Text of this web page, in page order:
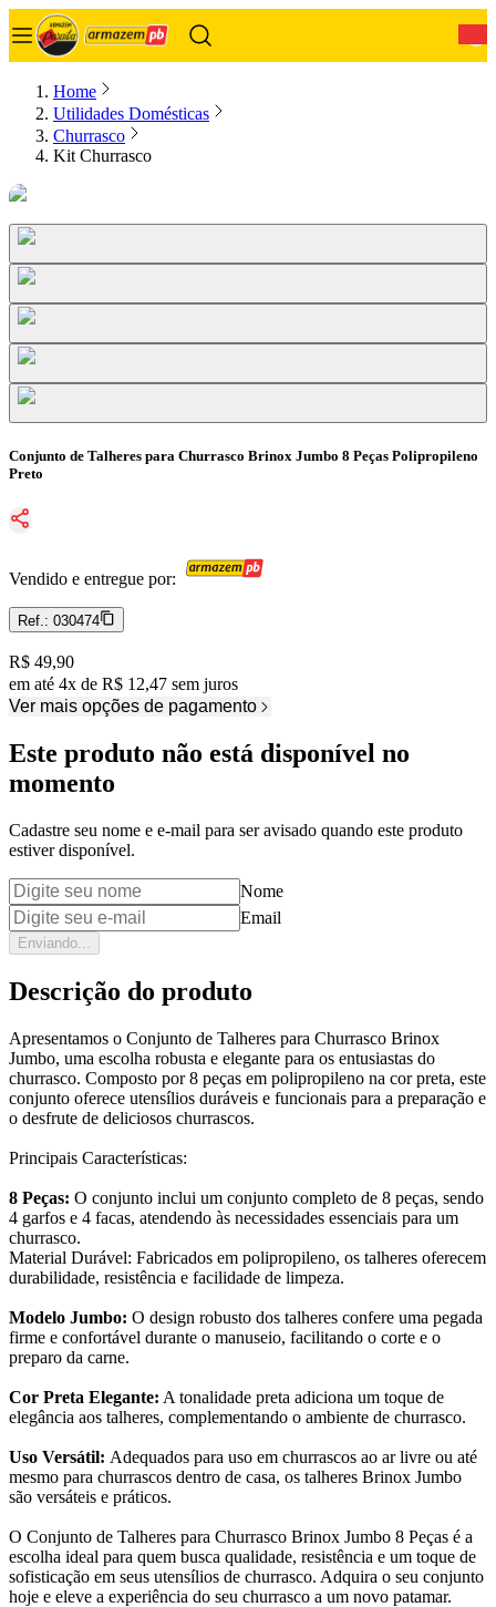
Home
Utilidades Domésticas
Churrasco
Kit Churrasco
Conjunto de Talheres para Churrasco Brinox Jumbo 8 Peças Polipropileno
Preto
Vendido e entregue por:
Ref.: 030474
Price:
R$ 49,90
em até 4x de R$ 12,47 sem juros
Ver mais opções de pagamento
Este produto não está disponível no
momento
Cadastre seu nome e e-mail para ser avisado quando este produto
estiver disponível.
Nome
Email
Enviando...
Descrição do produto
Apresentamos o Conjunto de Talheres para Churrasco Brinox
Jumbo, uma escolha robusta e elegante para os entusiastas do
churrasco. Composto por 8 peças em polipropileno na cor preta, este
conjunto oferece utensílios duráveis e funcionais para a preparação e
o desfrute de deliciosos churrascos.
Principais Características:
8 Peças: O conjunto inclui um conjunto completo de 8 peças, sendo
4 garfos e 4 facas, atendendo às necessidades essenciais para um
churrasco.
Material Durável: Fabricados em polipropileno, os talheres oferecem
durabilidade, resistência e facilidade de limpeza.
Modelo Jumbo: O design robusto dos talheres confere uma pegada
firme e confortável durante o manuseio, facilitando o corte e o
preparo da carne.
Cor Preta Elegante: A tonalidade preta adiciona um toque de
elegância aos talheres, complementando o ambiente de churrasco.
Uso Versátil: Adequados para uso em churrascos ao ar livre ou até
mesmo para churrascos dentro de casa, os talheres Brinox Jumbo
são versáteis e práticos.
O Conjunto de Talheres para Churrasco Brinox Jumbo 8 Peças é a
escolha ideal para quem busca qualidade, resistência e um toque de
sofisticação em seus utensílios de churrasco. Adquira o seu conjunto
hoje e eleve a experiência do seu churrasco a um novo patamar.